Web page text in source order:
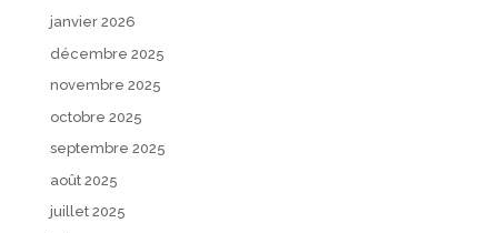
janvier 2026
décembre 2025
novembre 2025
octobre 2025
septembre 2025
août 2025
juillet 2025